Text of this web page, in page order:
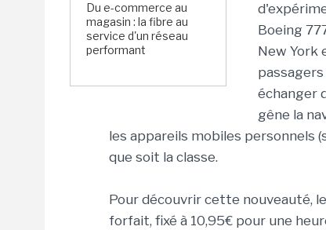
Du e-commerce au
magasin : la fibre au
service d'un réseau
performant
Boeing
New York
échanger
gêne la
les appareils mobiles personnels
que soit la classe.
Pour découvrir cette nouveauté,
forfait, fixé à 10,95€ pour une